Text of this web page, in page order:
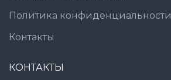
Политика конфиденциальности
Контакты
КОНТАКТЫ